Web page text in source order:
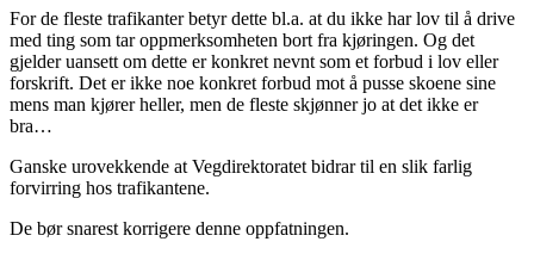
For de fleste trafikanter betyr dette bl.a. at du ikke har lov til å drive
med ting som tar oppmerksomheten bort fra kjøringen. Og det
gjelder uansett om dette er konkret nevnt som et forbud i lov eller
forskrift. Det er ikke noe konkret forbud mot å pusse skoene sine
mens man kjører heller, men de fleste skjønner jo at det ikke er
bra…
Ganske urovekkende at Vegdirektoratet bidrar til en slik farlig
forvirring hos trafikantene.
De bør snarest korrigere denne oppfatningen.